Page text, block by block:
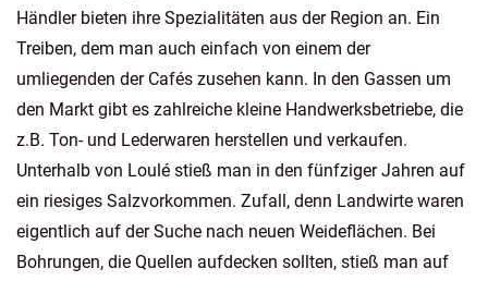
Händler bieten ihre Spezialitäten aus der Region an. Ein
Treiben, dem man auch einfach von einem der
umliegenden der Cafés zusehen kann. In den Gassen um
den Markt gibt es zahlreiche kleine Handwerksbetriebe, die
z.B. Ton- und Lederwaren herstellen und verkaufen.
Unterhalb von Loulé stieß man in den fünfziger Jahren auf
ein riesiges Salzvorkommen. Zufall, denn Landwirte waren
eigentlich auf der Suche nach neuen Weideflächen. Bei
Bohrungen, die Quellen aufdecken sollten, stieß man auf